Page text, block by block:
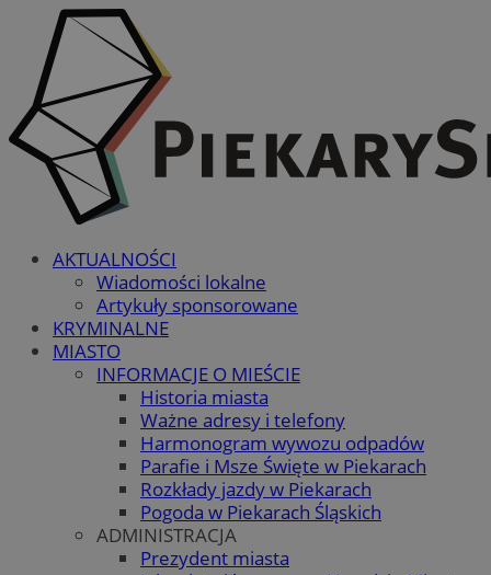
AKTUALNOŚCI
Wiadomości lokalne
Artykuły sponsorowane
KRYMINALNE
MIASTO
INFORMACJE O MIEŚCIE
Historia miasta
Ważne adresy i telefony
Harmonogram wywozu odpadów
Parafie i Msze Święte w Piekarach
Rozkłady jazdy w Piekarach
Pogoda w Piekarach Śląskich
ADMINISTRACJA
Prezydent miasta